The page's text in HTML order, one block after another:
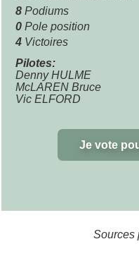
8 Podiums
0 Pole position
4 Victoires
Pilotes:
Denny HULME
McLAREN Bruce
Vic ELFORD
Je vote
Sources